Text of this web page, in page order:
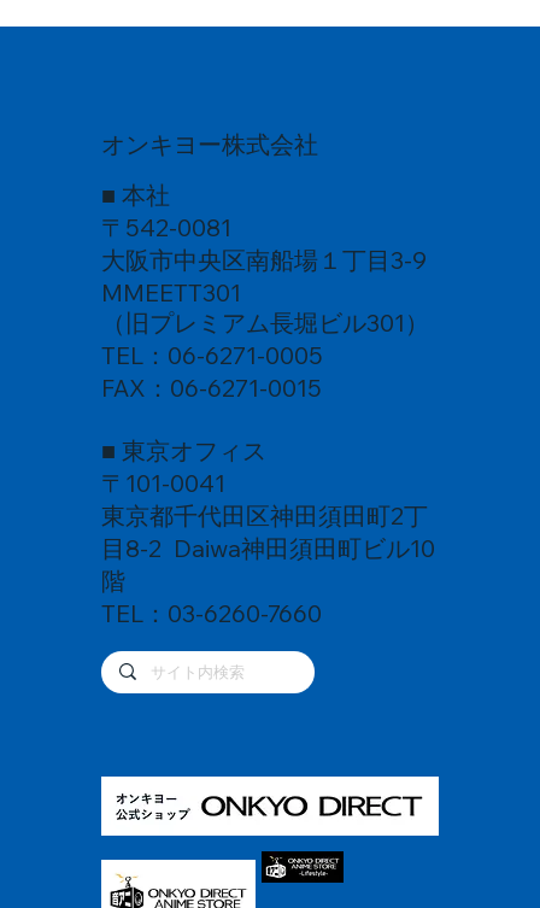
オンキヨー株式会社
■ 本社
〒542-0081
大阪市中央区南船場１丁目3-9
MMEETT301
（旧プレミアム長堀ビル301）
TEL：06-6271-0005
FAX：06-6271-0015
■ 東京オフィス
〒101-0041
東京都千代田区神田須田町2丁
目8-2 Daiwa神田須田町ビル10
階
TEL：03-6260-7660